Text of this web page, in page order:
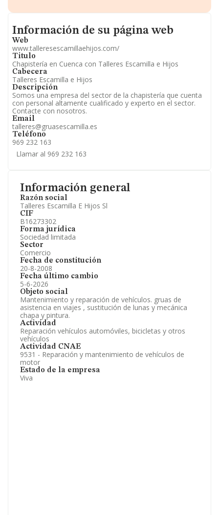
Información general
Razón social
Talleres Escamilla E Hijos Sl
CIF
B16273302
Forma jurídica
Sociedad limitada
Sector
Comercio
Fecha de constitución
20-8-2008
Fecha último cambio
5-6-2026
Objeto social
Mantenimiento y reparación de vehículos. gruas de
asistencia en viajes , sustitución de lunas y mecánica
chapa y pintura.
Actividad
Reparación vehículos automóviles, bicicletas y otros
vehículos
Actividad CNAE
9531 - Reparación y mantenimiento de vehículos de
motor
Estado de la empresa
Viva
Información oficial y registral complementaria.
Informacion de su página web
Información de su página web
Web
www.talleresescamillaehijos.com/
Titulo
Chapistería en Cuenca con Talleres Escamilla e Hijos
Cabecera
Talleres Escamilla e Hijos
Descripción
Somos una empresa del sector de la chapistería que cuenta
con personal altamente cualificado y experto en el sector.
Contacte con nosotros.
Email
talleres@gruasescamilla.es
Teléfono
969 232 163
Llamar al 969 232 163